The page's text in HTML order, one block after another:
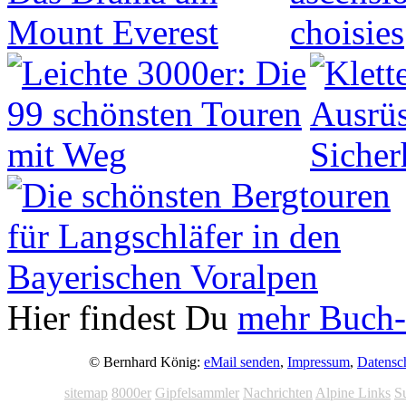
Hier findest Du mehr
© Bernhard König: eMail senden, Impressum,
sitemap 8000er Gipfelsammler Nachrichten Alpine Links